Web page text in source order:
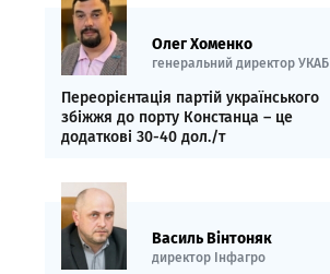
Олег Хоменко
генеральний директор УКАБ
Переорієнтація партій українського
збіжжя до порту Констанца – це
додаткові 30-40 дол./т
Василь Вінтоняк
директор Інфагро